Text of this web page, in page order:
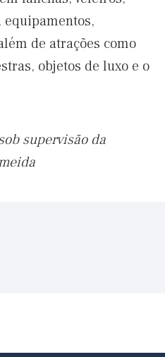
de atrações como
objetos de luxo e o
supervisão da